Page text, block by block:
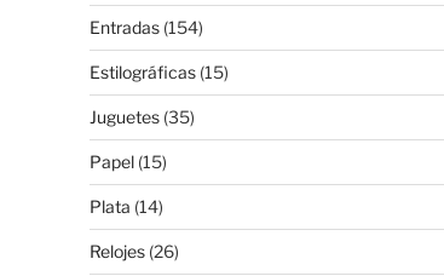
Entradas(154)
Estilográficas(15)
Juguetes(35)
Papel(15)
Plata (14)
Relojes(26)